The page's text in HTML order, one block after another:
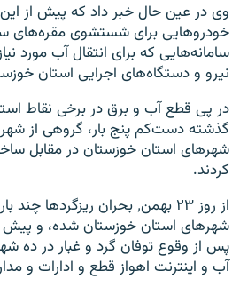
وی در عین حال خبر داد که پیش از
خودروهایی برای شستشوی مقره‌های
سامانه‌هایی که برای انتقال آب مورد
نیرو و دستگاه‌های اجرایی استان
در پی قطع آب و برق در برخی نقاط
گذشته دست‌کم پنج بار، گروهی از
شهرهای استان خوزستان در مقابل
کردند.
از روز ۲۳ بهمن٬ بحران
شهرهای استان خوزستان شده، و
پس از وقوع توفان گرد و غبار در ده
آب و اینترنت اهواز قطع و ادارات و